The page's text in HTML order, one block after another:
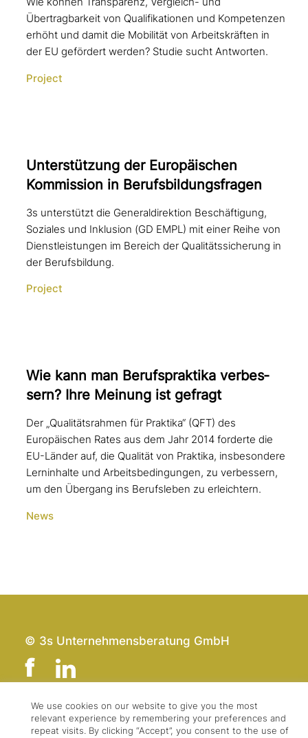
Übertragbarkeit von Qualifikationen und Kompetenzen
erhöht und damit die Mobilität von Arbeitskräften in
der EU gefördert werden? Studie sucht Antworten.
Project
Unterstützung der Europäischen
Kommission in Berufsbildungsfragen
3s unterstützt die Generaldirektion Beschäftigung,
Soziales und Inklusion (GD EMPL) mit einer Reihe von
Dienstleistungen im Bereich der Qualitätssicherung in
der Berufsbildung.
Project
Wie kann man Berufspraktika ver­bes­
sern? Ihre Meinung ist gefragt
Der „Qualitätsrahmen für Praktika“ (QFT) des
Europäischen Rates aus dem Jahr 2014 forderte die
EU-Länder auf, die Qualität von Praktika, insbesondere
Lerninhalte und Arbeitsbedingungen, zu verbessern,
um den Übergang ins Berufsleben zu erleichtern.
News
© 3s Unternehmensberatung GmbH
Team
Impressum
We use cookies on our website to give you the most
relevant experience by remembering your preferences and
repeat visits. By clicking “Accept”, you consent to the use of